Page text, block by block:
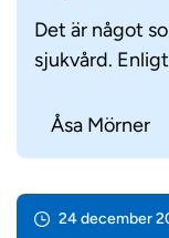
Det är något
sjukvård.
Åsa Mörner
24 december